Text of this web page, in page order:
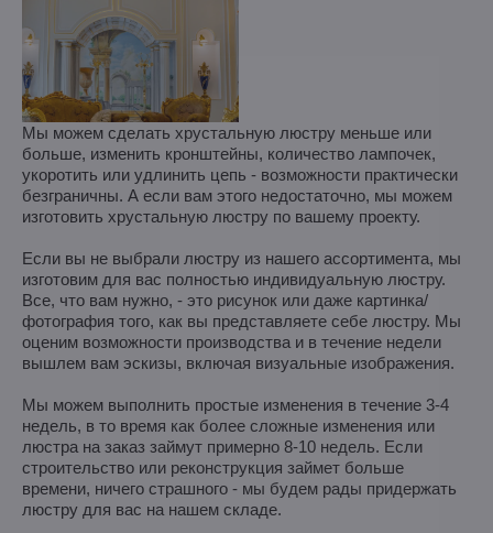
Мы можем сделать хрустальную люстру меньше или
больше, изменить кронштейны, количество лампочек,
укоротить или удлинить цепь - возможности практически
безграничны. А если вам этого недостаточно, мы можем
изготовить хрустальную люстру по вашему проекту.
Если вы не выбрали люстру из нашего ассортимента, мы
изготовим для вас полностью индивидуальную люстру.
Все, что вам нужно, - это рисунок или даже картинка/
фотография того, как вы представляете себе люстру. Мы
оценим возможности производства и в течение недели
вышлем вам эскизы, включая визуальные изображения.
Мы можем выполнить простые изменения в течение 3-4
недель, в то время как более сложные изменения или
люстра на заказ займут примерно 8-10 недель. Если
строительство или реконструкция займет больше
времени, ничего страшного - мы будем рады придержать
люстру для вас на нашем складе.